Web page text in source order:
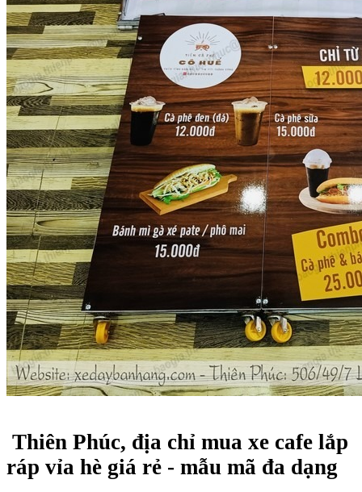
Thiên Phúc, địa chỉ mua xe cafe lắp
ráp vỉa hè giá rẻ - mẫu mã đa dạng